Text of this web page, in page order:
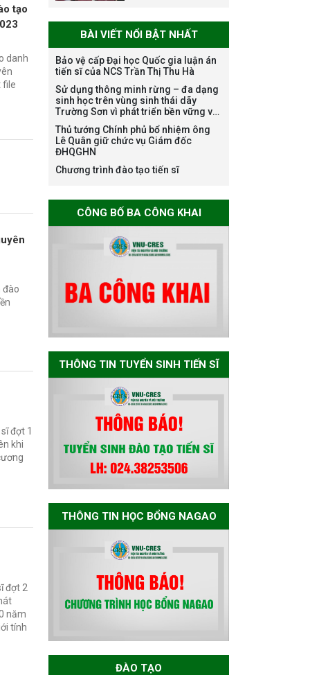
tạo
danh
file
đào
đợt 1
khi
đợt 2
năm
tính
chuyên môn dùng
chung trong
ĐHQGHN
Bảo vệ luận án tiến
sĩ của NCS Trương
Mạnh Tuấn
sĩ của NCS Nguyễn
Thế Thông
Thông báo chương
trình học bổng
2027
họp Tiểu ban
chuyên môn đánh
giá hồ sơ chuyên
môn cho các thí
sinh dự tuyển
nghiên cứu sinh
đợt 1 năm 2026
Thông báo danh
sách thí sinh đủ
điều kiện dự tuyển
Chương trình đào
tạo tiến sĩ chuyên
ngành Môi trường
vững đợt 1 năm
2026
BÀI VIẾT NỔI BẬT NHẤT
Bảo vệ cấp Đại học Quốc gia luận án
tiến sĩ của NCS Trần Thị Thu Hà
Sử dụng thông minh rừng – đa dạng
sinh học trên vùng sinh thái dãy
Trường Sơn vì phát triển bền vững và
ứng phó với biến đổi khí hậu
Thủ tướng Chính phủ bổ nhiệm ông
Lê Quân giữ chức vụ Giám đốc
ĐHQGHN
Chương trình đào tạo tiến sĩ
CÔNG BỐ BA CÔNG KHAI
THÔNG TIN TUYỂN SINH TIẾN SĨ
THÔNG TIN HỌC BỔNG NAGAO
ĐÀO TẠO